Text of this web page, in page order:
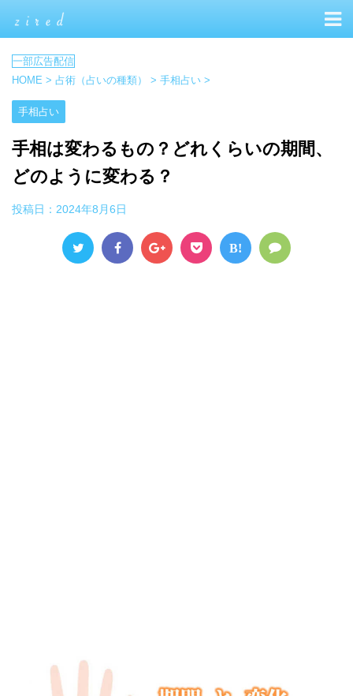
HOME > 占術（占いの種類） > 手相占い >
手相占い
手相は変わるもの？どれくらいの期間、
どのように変わる？
投稿日： 2024年8月6日
B!